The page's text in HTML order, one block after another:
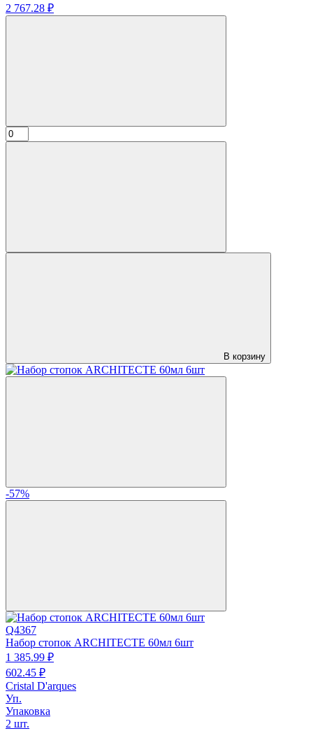
2 767.28 ₽
В корзину
-57%
Q4367
Набор стопок ARCHITECTE 60мл 6шт
1 385.99 ₽
602.45 ₽
Cristal D'arques
Уп.
Упаковка
2 шт.